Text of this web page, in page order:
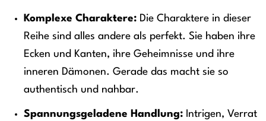
Komplexe Charaktere:Die Charaktere in dieser
Reihe sind alles andere als perfekt. Sie haben ihre
Ecken und Kanten, ihre Geheimnisse und ihre
inneren Dämonen. Gerade das macht sie so
authentisch und nahbar.
Spannungsgeladene Handlung:Intrigen, Verrat